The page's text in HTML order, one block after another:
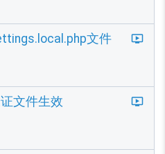
文件
文件生效